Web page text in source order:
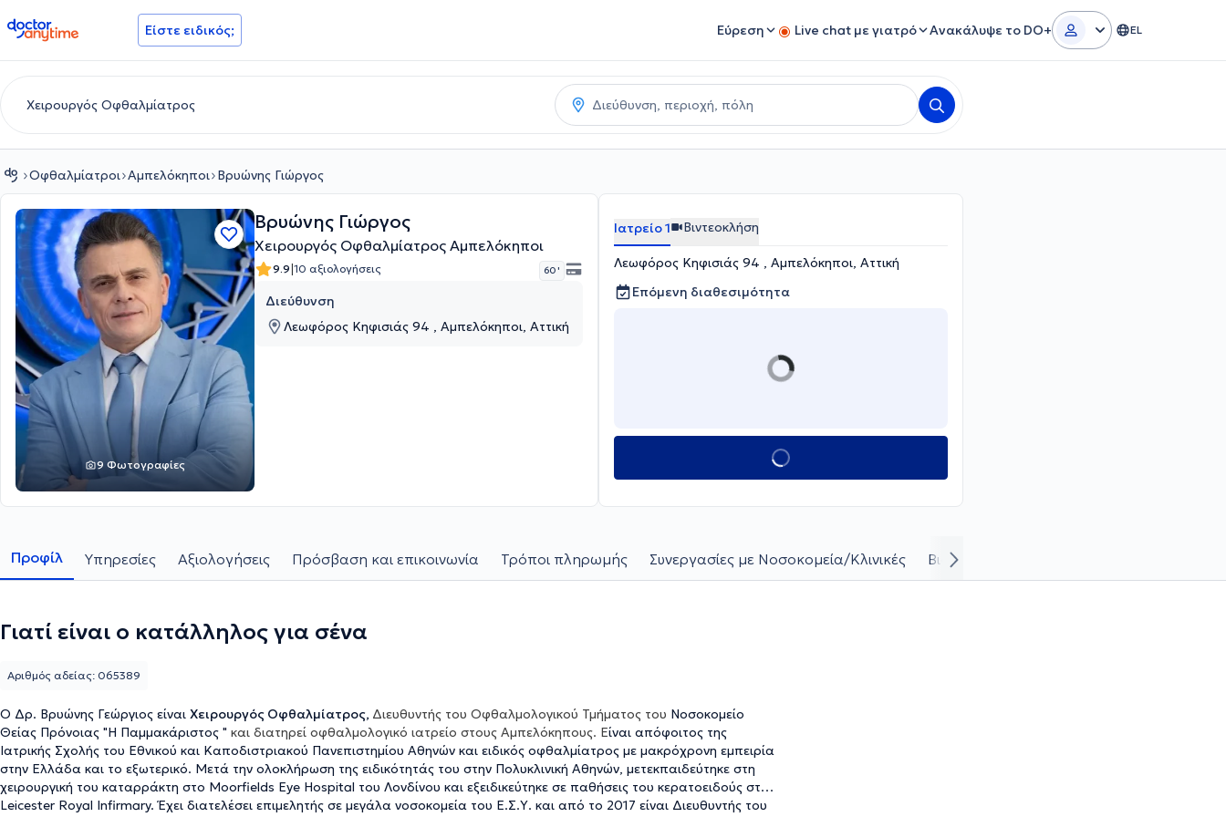
doctoranytime Είστε ειδικός; Εύρεση Live chat με γιατρό Ανακάλυψε το DO+ EL
Οφθαλμίατροι Αμπελόκηποι Βρυώνης Γιώργος
9 Φωτογραφίες
Βρυώνης Γιώργος
Χειρουργός Οφθαλμίατρος Αμπελόκηποι
9.9|10 αξιολογήσεις 60 '
Διεύθυνση
Λεωφόρος Κηφισιάς 94 , Αμπελόκηποι, Αττική
Ιατρείο 1 Βιντεοκλήση
Λεωφόρος Κηφισιάς 94 , Αμπελόκηποι, Αττική
Επόμενη διαθεσιμότητα
Προφίλ Υπηρεσίες Αξιολογήσεις Πρόσβαση και επικοινωνία Τρόποι πληρωμής Συνεργασίες με Νοσοκομεία/Κλινικές Βιογραφικό και καριέρα
Γιατί είναι ο κατάλληλος για σένα
Ο Δρ. Βρυώνης Γεώργιος είναι Χειρουργός Οφθαλμίατρος, Διευθυντής του Οφθαλμολογικού Τμήματος του Νοσοκομείο
Θείας Πρόνοιας "Η Παμμακάριστος " και διατηρεί οφθαλμολογικό ιατρείο στους Αμπελόκηπους. Είναι απόφοιτος της
Ιατρικής Σχολής του Εθνικού και Καποδιστριακού Πανεπιστημίου Αθηνών και ειδικός οφθαλμίατρος με μακρόχρονη εμπειρία
στην Ελλάδα και το εξωτερικό. Μετά την ολοκλήρωση της ειδικότητάς του στην Πολυκλινική Αθηνών, μετεκπαιδεύτηκε στη
χειρουργική του καταρράκτη στο Moorfields Eye Hospital του Λονδίνου και εξειδικεύτηκε σε παθήσεις του κερατοειδούς στο
Leicester Royal Infirmary. Έχει διατελέσει επιμελητής σε μεγάλα νοσοκομεία του Ε.Σ.Υ. και από το 2017 είναι Διευθυντής του
Αριθμός αδείας: 065389